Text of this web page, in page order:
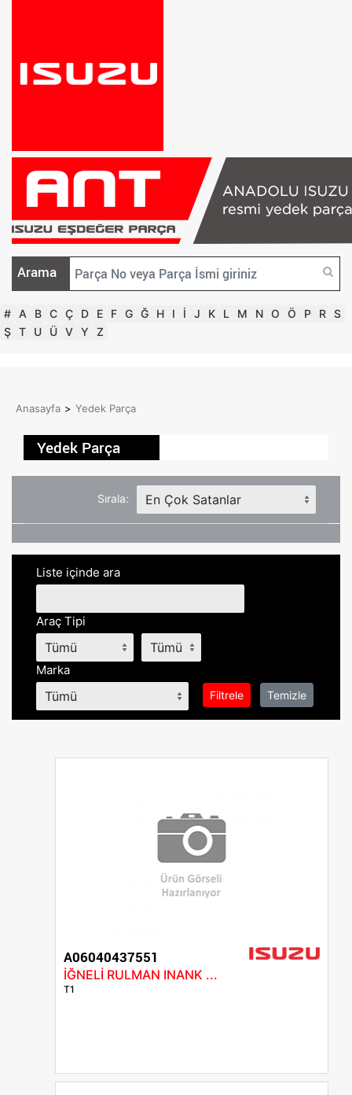
Arama
# A B C Ç D E F G Ğ H I İ J K L M N O Ö P R S
Ş T U Ü V Y Z
Anasayfa > Yedek Parça
Yedek Parça
Sırala:
Liste içinde ara
Araç Tipi
Marka
Filtrele Temizle
A06040437551
İĞNELİ RULMAN INANK ...
T1